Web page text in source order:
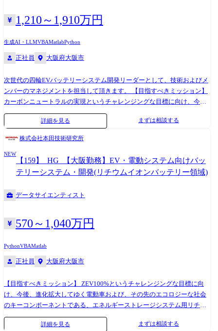
1,210～1,910万円
生成AI・LLMVBAMatlabPython
正社員 大阪府大阪市
次世代の四輪EVバッテリーシステム開発リーダーとして、技術およびメ
ンバーのマネジメントを担当して頂きます。 【目指すべきミッション】
カーボンニュートラルの実現というチャレンジングな目標に向け、今
後、進化拡大してゆく電動車および、その先のエコロジーな社会のキー
コンポーネントである、エネルギーストレージシステム用リチウムイオ
効率なバッテリーシステムの開発を推進することでカーボンニュートラ
ルな社会の実現を目指していきます。 【具体的には】 ●車載用リチウム
イオンバッテリーの開発 ・バッテリーサプライヤとの要求仕様書および
品・製造技術)の探索・開発 ●リチウムイオンバッテリー制御開発(状態推
理・検証 ・制御アルゴリズム開発と制御設定 ・セルおよび組電池、バッ
テリーパックシステム、実車による制御検証 ●各種CAE・シミュレーシ
連技術調査・探索および将来戦略・コンセプト立案 ●グループメンバー
成支援および人事評価を通した成長促進やキャリア支援等) ※社内関連部
門(栃木/大阪拠点バッテリー開発メンバー)や社外(材料部品メーカー・バ
ッテリー評価機関・お取引様企業)と連携して業務を推進いただきます。
※専門性や適性、会社ニーズなどを踏まえ、会社が定める業務への配置
転換を命じる場合があります。 【開発ツール】 ※ミッションにより異な
詳細を見る まずは相談する
株式会社本田技術研究所
NEW
【159】_HG_【大阪勤務】EV・電動システム向けバッ
テリーシステム・開発(リチウムイオンバッテリー領域)
データサイエンティスト
570～1,040万円
PythonVBAMatlab
正社員 大阪府大阪市
【目指すべきミッション】 ZEV100%というチャレンジングな目標に向
け、今後、進化拡大してゆく電動車および、その先のエコロジーな社会
のキーコンポーネントである、エネルギーストレージシステム用リチウ
ムイオンバッテリーシステムの研究開発を加速させるべく、拠点を開設
いたしました。 特に大阪拠点では京都のHondaとGSユアサとの合弁会社詳細を見る まずは相談する